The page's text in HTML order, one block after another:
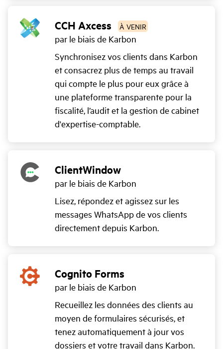
CCH Axcess À VENIR
par le biais de Karbon
Synchronisez vos clients dans Karbon
et consacrez plus de temps au travail
qui compte le plus pour eux grâce à
une plateforme transparente pour la
fiscalité, l’audit et la gestion de cabinet
d'expertise-comptable.
ClientWindow
par le biais de Karbon
Lisez, répondez et agissez sur les
messages WhatsApp de vos clients
directement depuis Karbon.
Cognito Forms
par le biais de Karbon
Recueillez les données des clients au
moyen de formulaires sécurisés, et
tenez automatiquement à jour vos
dossiers et votre travail dans Karbon.